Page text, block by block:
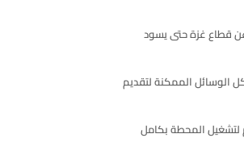
عن قطاع غزة حتى يسود
كل الوسائل الممكنة لتقديم
اللازم لتشغيل المحطة بكامل